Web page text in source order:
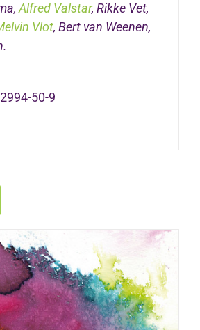
Alfred Valstar, Rikke Vet,
Vlot, Bert van Weenen,
50-9